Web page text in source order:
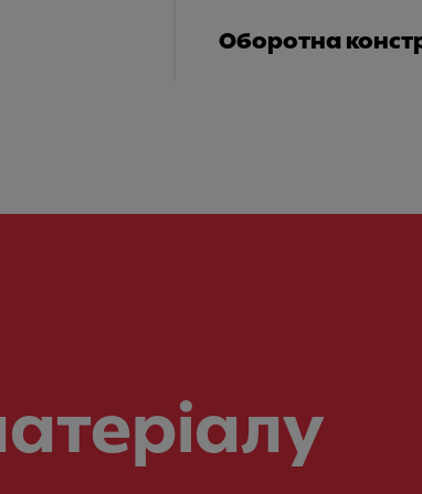
Оборотна